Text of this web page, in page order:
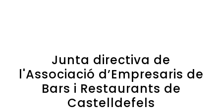
Junta directiva de
l'Associació d’Empresaris de
Bars i Restaurants de
Castelldefels